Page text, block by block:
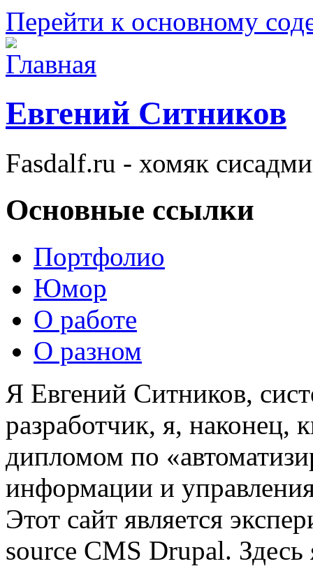
Перейти к основному
Евгений Ситников
Fasdalf.ru - хомяк
Основные ссылки
Портфолио
Юмор
О работе
О разном
Я Евгений Ситников,
разработчик, я, наконец,
дипломом по
информации и
Этот сайт является
source CMS Drupal.